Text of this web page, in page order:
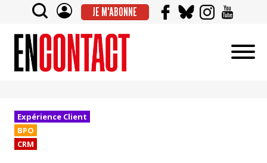
JE M'ABONNE
Expérience Client
BPO
CRM